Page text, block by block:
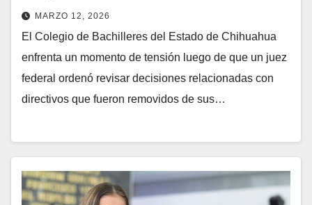
MARZO 12, 2026
El Colegio de Bachilleres del Estado de Chihuahua
enfrenta un momento de tensión luego de que un juez
federal ordenó revisar decisiones relacionadas con
directivos que fueron removidos de sus…